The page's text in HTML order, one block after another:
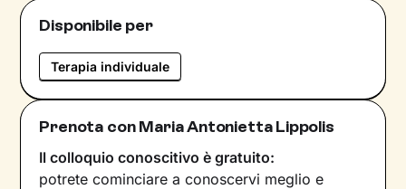
Disponibile per
Terapia individuale
Prenota con Maria Antonietta Lippolis
Il colloquio conoscitivo è gratuito:
potrete cominciare a conoscervi meglio e